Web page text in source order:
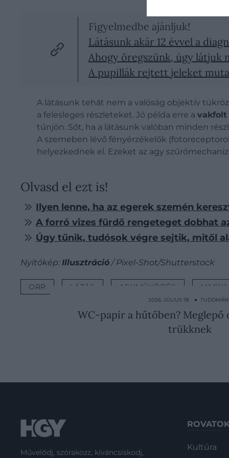
Figyelmedbe ajánljuk!
Látásunk akár 12 évvel a
Ahogy öregszünk, úgy látjuk
A pupillák rejtett jeleket
A látásunk tehát nem a valóság objektív
a felesleges részleteket. Jó példa erre a vakfolt
tűnjön. Sőt, ha a látásunk valóban minden
A szemeben lévő fényérzékelők
helyezkednek el. Ezeket az agy
Olvasd el ezt is!
Ilyen lenne, ha az egerek szemén
A forró vizes fürdő rengeteget dobhat
Úgy tűnik, tudósok végre sejtik, mitől
Nyitókép: Illusztráció/ Pixel-Shot/Shutterstock
ORR LÁTÁS AGYMŰKÖDÉS
2026. JÚLIUS 18. ●
WC-papír a hűtőben? Meglepő
trükknek
Művelődj, szórakozz, kíváncsiskodj,
Kultúra